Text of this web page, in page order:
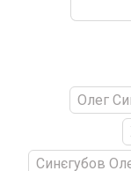
Олег
Синєгубов